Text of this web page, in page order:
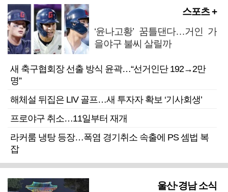
스포츠 +
‘윤나고황’ 꿈틀댄다…거인 가
을야구 불씨 살릴까
새 축구협회장 선출 방식 윤곽…“선거인단 192→2만
명”
해체설 뒤집은 LIV 골프…새 투자자 확보 ‘기사회생’
프로야구 취소…11일부터 재개
라커룸 냉탕 등장…폭염 경기취소 속출에 PS 셈법 복
잡
울산·경남 소식